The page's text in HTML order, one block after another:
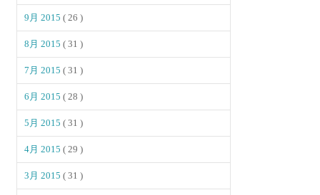
9月 2015( 26 )
8月 2015( 31 )
7月 2015( 31 )
6月 2015( 28 )
5月 2015( 31 )
4月 2015( 29 )
3月 2015( 31 )